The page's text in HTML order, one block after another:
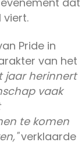
Pride in
van het
jaar herinnert
vaak
te komen
verklaarde